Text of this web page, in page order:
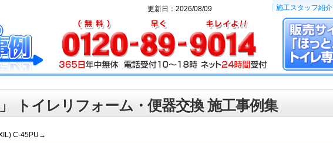
トイレリフォーム・便器交換 施工事例集
C-45PU→
更新日：2026/08/09 施工スタッフ紹介